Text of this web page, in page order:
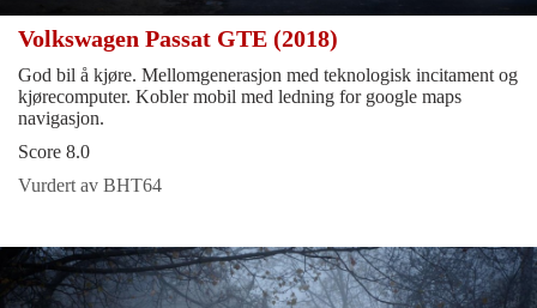
Volkswagen Passat GTE (2018)
God bil å kjøre. Mellomgenerasjon med teknologisk incitament og
kjørecomputer. Kobler mobil med ledning for google maps
navigasjon.
Score 8.0
Vurdert av BHT64